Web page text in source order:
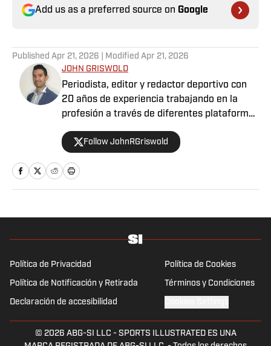
Add us as a preferred source on Google
Published Apr 21, 2026 | Modified Apr 21, 2026
JOHN GRISWOLD
Periodista, editor y redactor deportivo con
20 años de experiencia trabajando en la
profesión a través de diferentes plataformas
eventos a nivel internacional en países como
Puerto Rico y España. Apasionado del fútbol,
tener la oportunidad de combinar la
opinando, con el deporte, es un auténtico
privilegio.
Follow JohnRGriswold
Política de Privacidad Política de Cookies
Política de Notificación y Retirada Términos y Condiciones
Declaración de accesibilidad
© 2026 ABG-SI LLC - SPORTS ILLUSTRATED ES UNA